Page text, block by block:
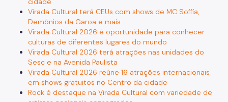
Virada Cultural terá CEUs com shows de MC Soffia,
Demônios da Garoa e mais
Virada Cultural 2026 é oportunidade para conhecer
culturas de diferentes lugares do mundo
Virada Cultural 2026 terá atrações nas unidades do
Sesc e na Avenida Paulista
Virada Cultural 2026 reúne 16 atrações internacionais
em shows gratuitos no Centro da cidade
Rock é destaque na Virada Cultural com variedade de